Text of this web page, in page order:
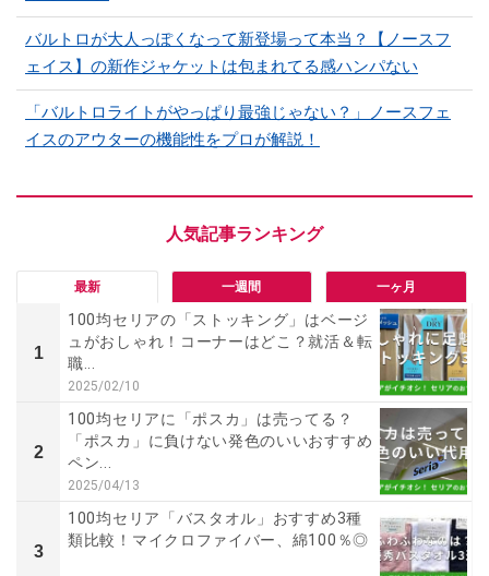
バルトロが大人っぽくなって新登場って本当？【ノースフ
ェイス】の新作ジャケットは包まれてる感ハンパない
「バルトロライトがやっぱり最強じゃない？」ノースフェ
イスのアウターの機能性をプロが解説！
最新 一週間 一ヶ月
1
100均セリアの「ストッキング」はベージ
ュがおしゃれ！コーナーはどこ？就活＆転
職...
2025/02/10
2
100均セリアに「ポスカ」は売ってる？
「ポスカ」に負けない発色のいいおすすめ
ペン...
2025/04/13
3
100均セリア「バスタオル」おすすめ3種
類比較！マイクロファイバー、綿100％◎